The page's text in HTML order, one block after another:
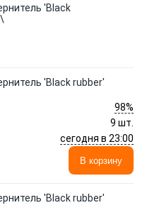
'Black
'Black rubber'
98%
9 шт.
сегодня в 23:00
В корзину
'Black rubber'